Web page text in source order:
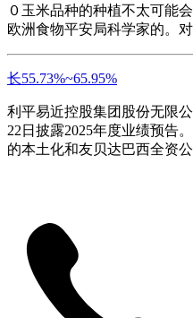
０玉米品种的种植不太可能
欧洲食物平安局科学家的。
长55.73%~65.95%
利平易近控股集团股份无限
22日披露2025年度业绩预告
的本土化和友贝达巴西全资